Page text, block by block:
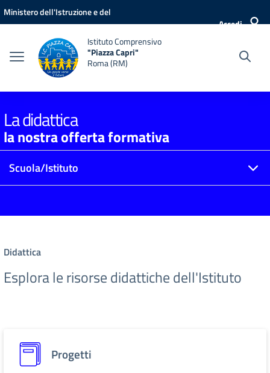
Vai ai contenuti
Vai al menu di navigazione
Vai al footer
Ministero dell'Istruzione e del
Accedi
Istituto Comprensivo
"Piazza Capri"
Roma (RM)
La didattica
la nostra offerta formativa
Scuola/Istituto
Didattica
Esplora le risorse didattiche dell'Istituto
Progetti